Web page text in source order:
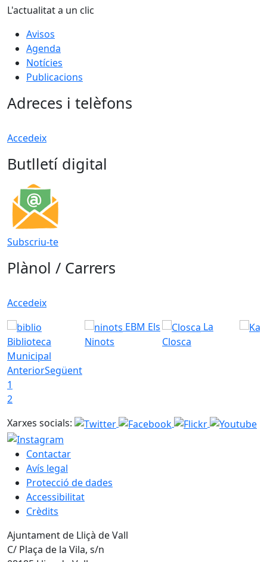
L'actualitat a un clic
Avisos
Agenda
Notícies
Publicacions
Adreces i telèfons
Accedeix
Butlletí digital
Subscriu-te
Plànol / Carrers
Accedeix
Biblioteca
Municipal
EBM Els
Ninots
La
Closca
AnteriorSegüent
1
2
Xarxes socials:
Contactar
Avís legal
Protecció de dades
Accessibilitat
Crèdits
Ajuntament de Lliçà de Vall
C/ Plaça de la Vila, s/n